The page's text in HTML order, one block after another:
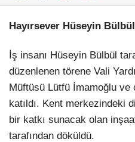
Hayırsever Hüseyin
İş insanı Hüseyin Bülbül
düzenlenen törene Vali
Müftüsü Lütfü İmamoğlu ve
katıldı. Kent merkezindeki
bir katkı sunacak olan
tarafından döküldü.